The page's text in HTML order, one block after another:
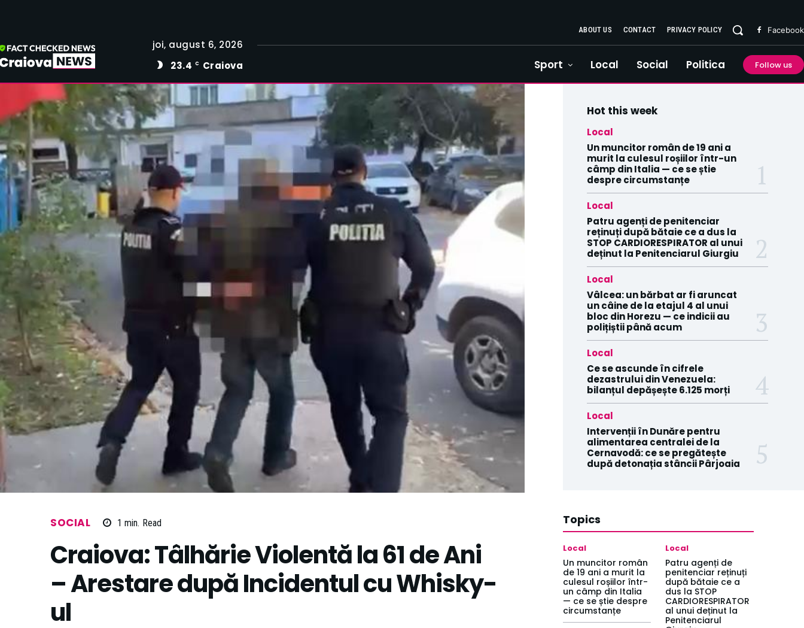
joi, august 6, 2026
23.4 C Craiova
ABOUT US CONTACT PRIVACY POLICY Facebook
Sport Local Social Politica Follow us
SOCIAL 1 min. Read
Craiova: Tâlhărie Violentă la 61 de Ani
– Arestare după Incidentul cu Whisky-
ul
Hot this week
Local
Un muncitor român de 19 ani a
murit la culesul roșiilor într-un
câmp din Italia — ce se știe
despre circumstanțe
Local
Patru agenți de penitenciar
reținuți după bătaie ce a dus la
STOP CARDIORESPIRATOR al unui
deținut la Penitenciarul Giurgiu
Local
Vâlcea: un bărbat ar fi aruncat
un câine de la etajul 4 al unui
bloc din Horezu — ce indicii au
polițiștii până acum
Local
Ce se ascunde în cifrele
dezastrului din Venezuela:
bilanțul depășește 6.125 morți
Local
Intervenții în Dunăre pentru
alimentarea centralei de la
Cernavodă: ce se pregătește
după detonația stâncii Pârjoaia
Topics
Local
Un muncitor român
de 19 ani a murit la
culesul roșiilor într-
un câmp din Italia
— ce se știe despre
circumstanțe
Local
Patru agenți de
penitenciar reținuți
după bătaie ce a
dus la STOP
CARDIORESPIRATOR
al unui deținut la
Penitenciarul